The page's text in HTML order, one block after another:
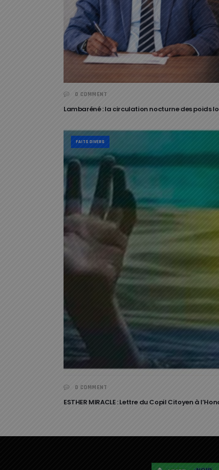
0 COMMENT
Lambaréné : la circulation nocturne des poids
FAITS DIVERS
0 COMMENT
ESTHER MIRACLE : Lettre du Copil Citoyen à